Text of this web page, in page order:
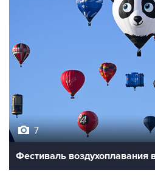
Фестиваль воздухоплавания